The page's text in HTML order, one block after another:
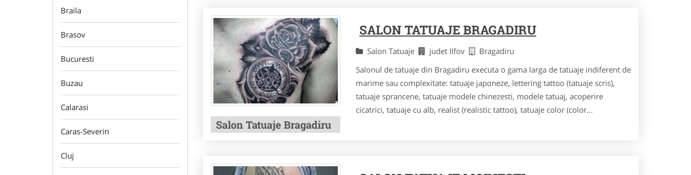
Braila
Brasov
Bucuresti
Buzau
Calarasi
Caras-Severin
Cluj
Salon Tatuaje Bragadiru
SALON TATUAJE BRAGADIRU
Salon Tatuaje judet Ilfov
Bragadiru
Salonul de tatuaje din Bragadiru executa o gama larga de tatuaje indiferent de
marime sau complexitate: tatuaje japoneze, lettering tattoo (tatuaje scris),
tatuaje sprancene, tatuaje modele chinezesti, modele tatuaj, acoperire
cicatrici, tatuaje cu alb, realist (realistic tattoo), tatuaje color (color...